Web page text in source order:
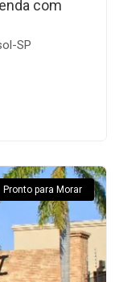
com
SP
Pronto para Morar